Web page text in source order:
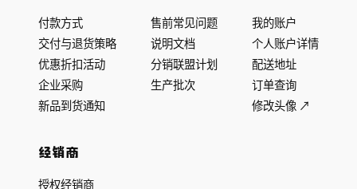
付款方式
交付与退货策略
优惠折扣活动
企业采购
新品到货通知
售前常见问题
说明文档
分销联盟计划
生产批次
我的账户
个人账户详情
配送地址
订单查询
修改头像 ↗
经销商
授权经销商